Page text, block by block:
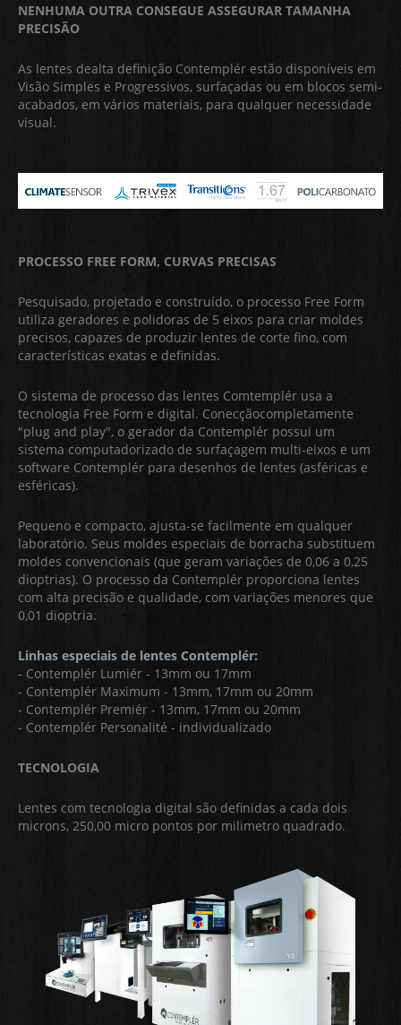
NENHUMA OUTRA CONSEGUE ASSEGURAR TAMANHA
PRECISÃO
As lentes dealta definição Contemplér estão disponíveis em
Visão Simples e Progressivos, surfaçadas ou em blocos semi-
acabados, em vários materiais, para qualquer necessidade
visual.
PROCESSO FREE FORM, CURVAS PRECISAS
Pesquisado, projetado e construído, o processo Free Form
utiliza geradores e polidoras de 5 eixos para criar moldes
precisos, capazes de produzir lentes de corte fino, com
características exatas e definidas.
O sistema de processo das lentes Comtemplér usa a
tecnologia Free Form e digital. Conecçãocompletamente
"plug and play", o gerador da Contemplér possui um
sistema computadorizado de surfaçagem multi-eixos e um
software Contemplér para desenhos de lentes (asféricas e
esféricas).
Pequeno e compacto, ajusta-se facilmente em qualquer
laboratório. Seus moldes especiais de borracha substituem
moldes convencionais (que geram variações de 0,06 a 0,25
dioptrias). O processo da Contemplér proporciona lentes
com alta precisão e qualidade, com variações menores que
0,01 dioptria.
Linhas especiais de lentes Contemplér:
- Contemplér Lumiér - 13mm ou 17mm
- Contemplér Maximum - 13mm, 17mm ou 20mm
- Contemplér Premiér - 13mm, 17mm ou 20mm
- Contemplér Personalité - individualizado
TECNOLOGIA
Lentes com tecnologia digital são definidas a cada dois
microns, 250,00 micro pontos por milimetro quadrado.